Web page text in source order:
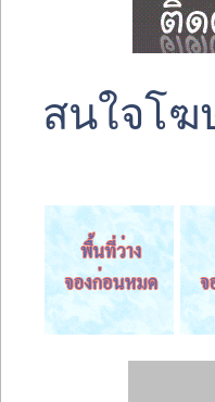
สนใจโฆ